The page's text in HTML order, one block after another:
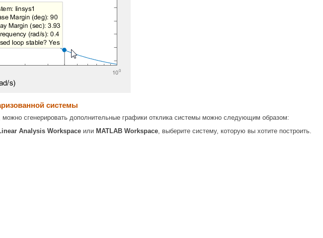
системы
можно сгенерировать дополнительные графики отклика системы можно следующим образом:
Analysis Workspace или MATLAB Workspace, выберите систему, которую вы хотите построить.